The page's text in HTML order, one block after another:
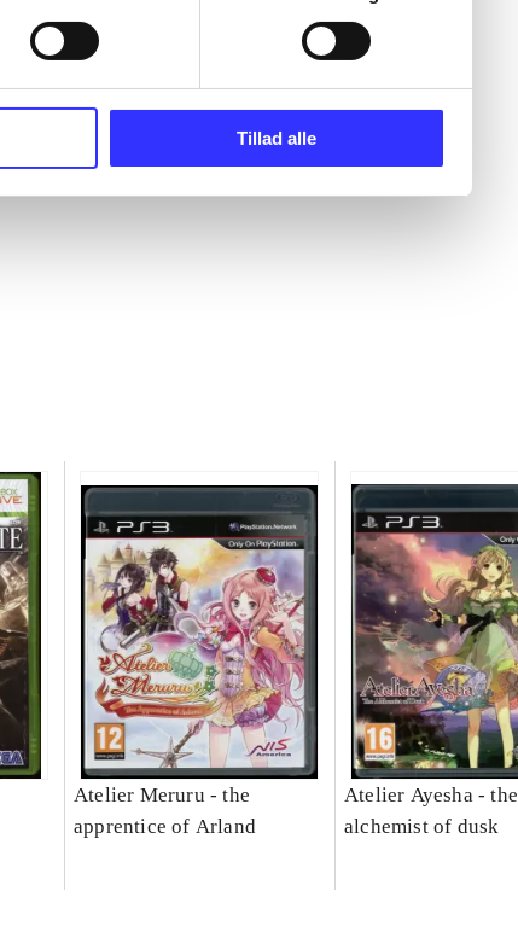
Tillad alle
Atelier Meruru - the
apprentice of Arland
Atelier Ayesha - the
alchemist of dusk